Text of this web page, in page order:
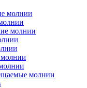
молнии
молнии
молнии